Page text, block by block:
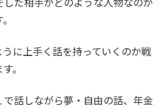
に上手く話を持っていくのか戦
。
で話しながら夢・自由の話、年金